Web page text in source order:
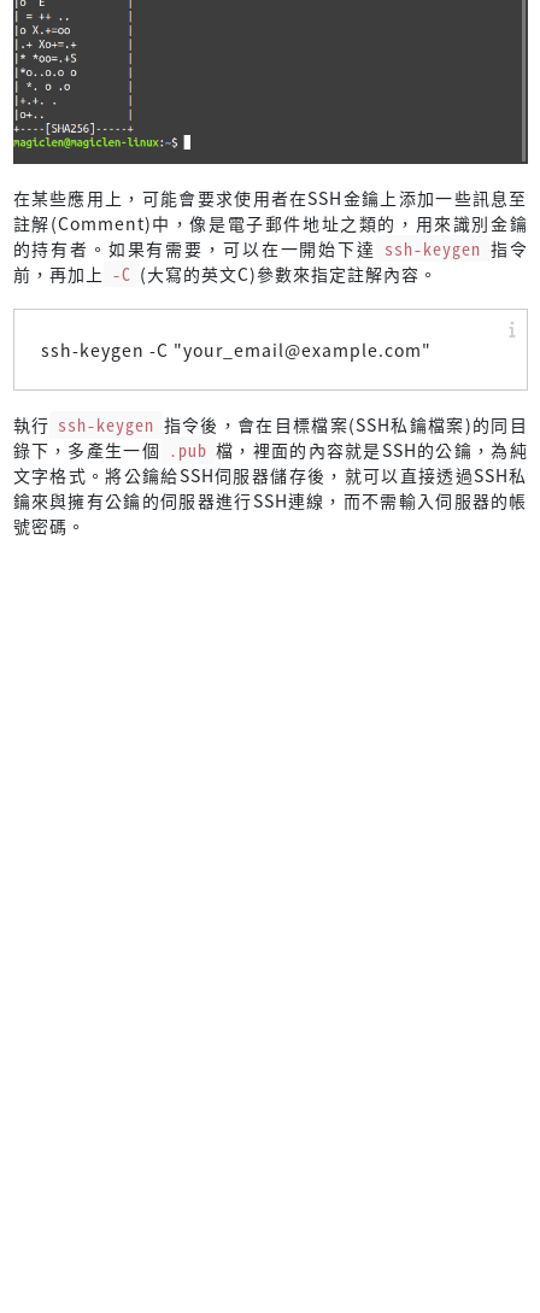
在某些應用上，可能會要求使用者在SSH金鑰上添加一些訊息至
註解(Comment)中，像是電子郵件地址之類的，用來識別金鑰
的持有者。如果有需要，可以在一開始下達 ssh-keygen 指令
前，再加上 -C (大寫的英文C)參數來指定註解內容。
ssh-keygen -C "your_email@example.com"
執行 ssh-keygen 指令後，會在目標檔案(SSH私鑰檔案)的同目
錄下，多產生一個 .pub 檔，裡面的內容就是SSH的公鑰，為純
文字格式。將公鑰給SSH伺服器儲存後，就可以直接透過SSH私
鑰來與擁有公鑰的伺服器進行SSH連線，而不需輸入伺服器的帳
號密碼。